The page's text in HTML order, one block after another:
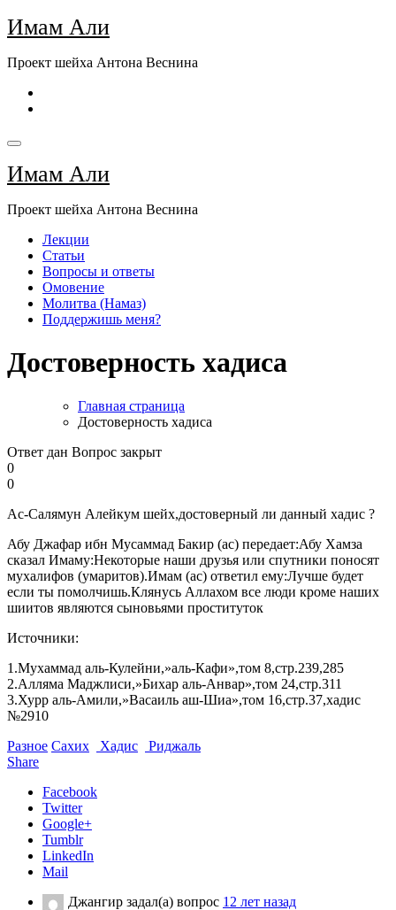
Перейти
к
Имам Али
Проект шейха Антона Веснина
Имам Али
Проект шейха Антона Веснина
Лекции
Статьи
Вопросы и ответы
Омовение
Молитва (Намаз)
Поддержишь меня?
Достоверность хадиса
Главная страница
Достоверность хадиса
Ответ дан Вопрос закрыт
0
0
Ас-Салямун Алейкум шейх,достоверный ли данный хадис ?
Абу Джафар ибн Мусаммад Бакир (ас) передает:Абу Хамза
сказал Имаму:Некоторые наши друзья или спутники поносят
мухалифов (умаритов).Имам (ас) ответил ему:Лучше будет
если ты помолчишь.Клянусь Аллахом все люди кроме наших
шиитов являются сыновьями проституток
Источники:
1.Мухаммад аль-Кулейни,»аль-Кафи»,том 8,стр.239,285
2.Алляма Маджлиси,»Бихар аль-Анвар»,том 24,стр.311
3.Хурр аль-Амили,»Васаиль аш-Шиа»,том 16,стр.37,хадис
№2910
Разное Сахих Хадис
Риджаль
Share
Facebook
Twitter
Google+
Tumblr
LinkedIn
Mail
Джангир задал(а) вопрос 12 лет назад